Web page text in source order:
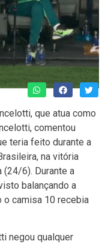
que atua como
comentou
teria feito durante a
na vitória
(24/6). Durante a
balançando a
o camisa 10 recebia
negou qualquer